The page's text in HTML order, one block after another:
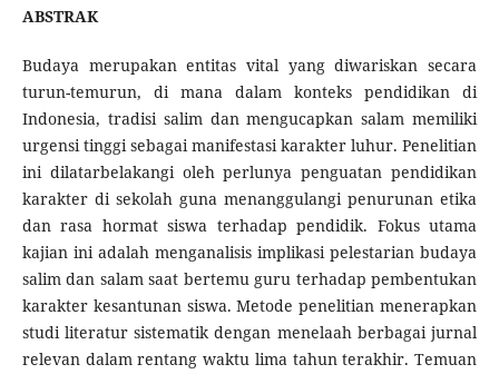
ABSTRAK
Budaya merupakan entitas vital yang diwariskan secara
turun-temurun, di mana dalam konteks pendidikan di
Indonesia, tradisi salim dan mengucapkan salam memiliki
urgensi tinggi sebagai manifestasi karakter luhur. Penelitian
ini dilatarbelakangi oleh perlunya penguatan pendidikan
karakter di sekolah guna menanggulangi penurunan etika
dan rasa hormat siswa terhadap pendidik. Fokus utama
kajian ini adalah menganalisis implikasi pelestarian budaya
salim dan salam saat bertemu guru terhadap pembentukan
karakter kesantunan siswa. Metode penelitian menerapkan
studi literatur sistematik dengan menelaah berbagai jurnal
relevan dalam rentang waktu lima tahun terakhir. Temuan